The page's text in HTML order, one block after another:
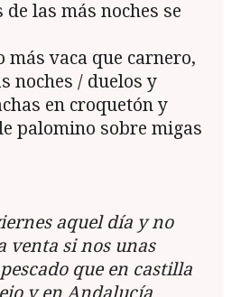
de las más noches se
más vaca que carnero,
noches / duelos y
en croquetón y
palomino sobre migas
aquel día y no
venta si nos unas
que en castilla